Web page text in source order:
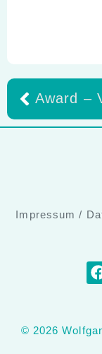
Impressum /
© 2026